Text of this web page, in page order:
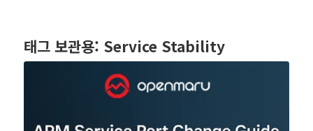
태그 보관용: Service Stability